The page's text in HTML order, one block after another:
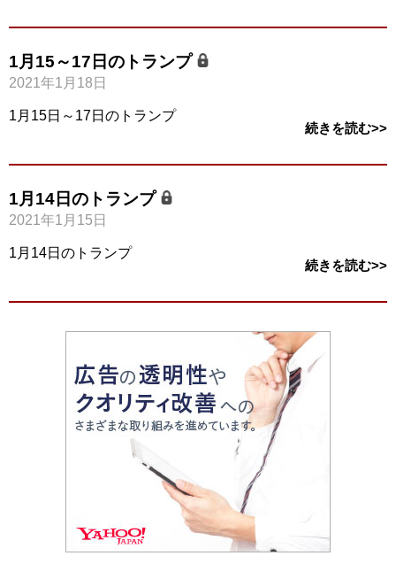
1月15～17日のトランプ
2021年1月18日
1月15日～17日のトランプ
続きを読む>>
1月14日のトランプ
2021年1月15日
1月14日のトランプ
続きを読む>>